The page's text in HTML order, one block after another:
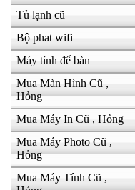
Tủ lạnh cũ
Bộ phat wifi
Máy tính để bàn
Mua Màn Hình Cũ ,
Hỏng
Mua Máy In Cũ , Hỏng
Mua Máy Photo Cũ ,
Hỏng
Mua Máy Tính Cũ ,